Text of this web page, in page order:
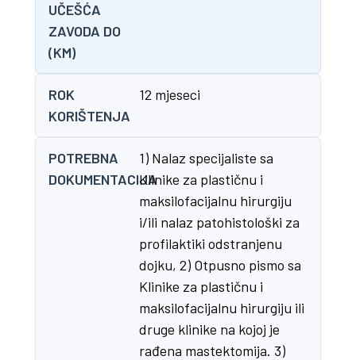
UČEŠĆA
ZAVODA DO
(KM)
ROK
KORIŠTENJA
12 mjeseci
POTREBNA
DOKUMENTACIJA
1) Nalaz specijaliste sa
Klinike za plastičnu i
maksilofacijalnu hirurgiju
i/ili nalaz patohistološki za
profilaktiki odstranjenu
dojku, 2) Otpusno pismo sa
Klinike za plastičnu i
maksilofacijalnu hirurgiju ili
druge klinike na kojoj je
rađena mastektomija. 3)